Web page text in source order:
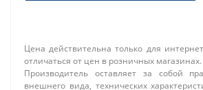
Цена действительна только для
отличаться от цен в розничных магазинах.
Производитель оставляет за собой
внешнего вида, технических